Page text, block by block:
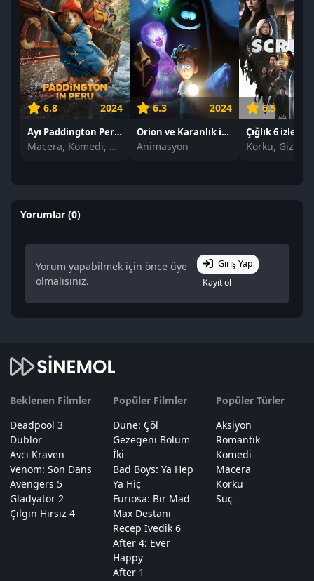
6.8 2024
Ayı Paddington Peru'da izle
Macera, Komedi, Aile
6.3 2024
Orion ve Karanlık izle
Animasyon
6.5
Çığlık 6 izle
Yorumlar (0)
Yorum yapabilmek için önce üye
olmalısınız.
Giriş Yap
Kayıt ol
Beklenen Filmler
Deadpool 3
Dublör
Avcı Kraven
Venom: Son Dans
Avengers 5
Gladyatör 2
Çılgın Hırsız 4
Popüler Filmler
Dune: Çöl
Gezegeni Bölüm
İki
Bad Boys: Ya Hep
Ya Hiç
Furiosa: Bir Mad
Max Destanı
Recep İvedik 6
After 4: Ever
Happy
After 1
Popüler Türler
Aksiyon
Romantik
Komedi
Macera
Korku
Suç